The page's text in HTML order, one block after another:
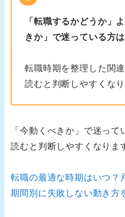
「転職するかどうか」
きか」で迷っている方は
転職時期を整理した関
読むと判断しやすくなり
「今動くべきか」で迷って
読むと判断しやすくなりま
転職の最適な時期はいつ？
期間別に失敗しない動き方